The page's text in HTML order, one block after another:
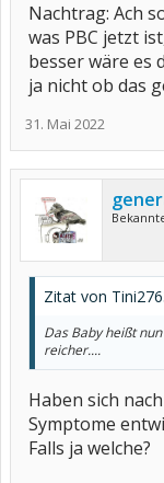
Nachtrag: Ach
was PBC jetzt
besser wäre es
ja nicht ob das
31. Mai 2022
Zitat von
Das Baby heißt
reicher....
Haben sich
Symptome
Falls ja welche?